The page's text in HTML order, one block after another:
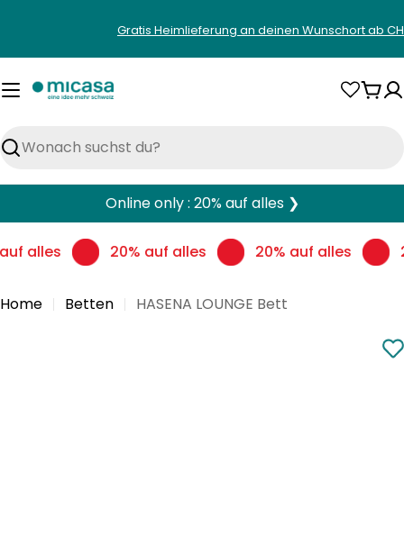
springen
Gratis Heimlieferung an deinen Wunschort ab
Suchen
Online only : 20% auf alles ❯
alles 20% auf alles 20% auf alles
Home Betten HASENA LOUNGE Bett